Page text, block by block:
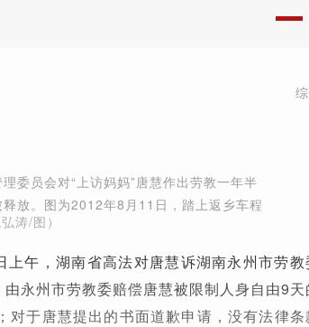
委员会对“上访妈妈”唐慧作出劳教一年半
放。图为2012年8月11日，踏上返乡车程
涛/图）
上午，湖南省高法对唐慧诉湖南永州市劳教
永州市劳教委赔偿唐慧被限制人身自由9天
于唐慧提出的书面道歉申请，没有法律条